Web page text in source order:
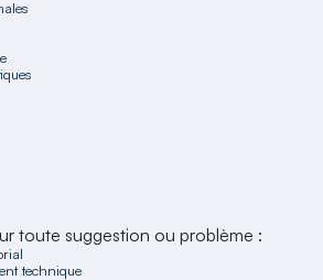
toute suggestion ou problème :
technique